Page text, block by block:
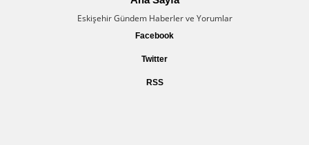
Eskişehir Gündem Haberler ve Yorumlar
Facebook
Twitter
RSS